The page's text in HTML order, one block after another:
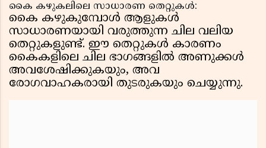
കൈ കഴുകലിലെ സാധാരണ തെറ്റുകൾ:
കൈ കഴുകുമ്പോൾ ആളുകൾ
സാധാരണയായി വരുത്തുന്ന ചില വലിയ
തെറ്റുകളുണ്ട്. ഈ തെറ്റുകൾ കാരണം
കൈകളിലെ ചില ഭാഗങ്ങളിൽ അണുക്കൾ
അവശേഷിക്കുകയും, അവ
രോഗവാഹകരായി തുടരുകയും ചെയ്യുന്നു.